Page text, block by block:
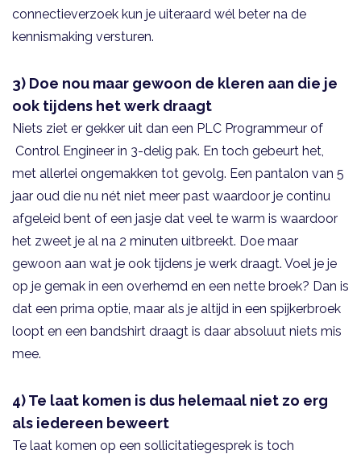
connectieverzoek kun je uiteraard wél beter na de
kennismaking versturen.
3) Doe nou maar gewoon de kleren aan die je
ook tijdens het werk draagt
Niets ziet er gekker uit dan een PLC Programmeur of
Control Engineer in 3-delig pak. En toch gebeurt het,
met allerlei ongemakken tot gevolg. Een pantalon van 5
jaar oud die nu nét niet meer past waardoor je continu
afgeleid bent of een jasje dat veel te warm is waardoor
het zweet je al na 2 minuten uitbreekt. Doe maar
gewoon aan wat je ook tijdens je werk draagt. Voel je je
op je gemak in een overhemd en een nette broek? Dan is
dat een prima optie, maar als je altijd in een spijkerbroek
loopt en een bandshirt draagt is daar absoluut niets mis
mee.
4) Te laat komen is dus helemaal niet zo erg
als iedereen beweert
Te laat komen op een sollicitatiegesprek is toch